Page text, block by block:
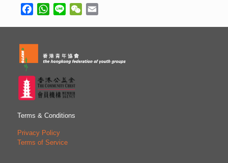
FacebookWhatsApp
Line WeChat
Terms & Conditions
Privacy Policy
Terms of Service